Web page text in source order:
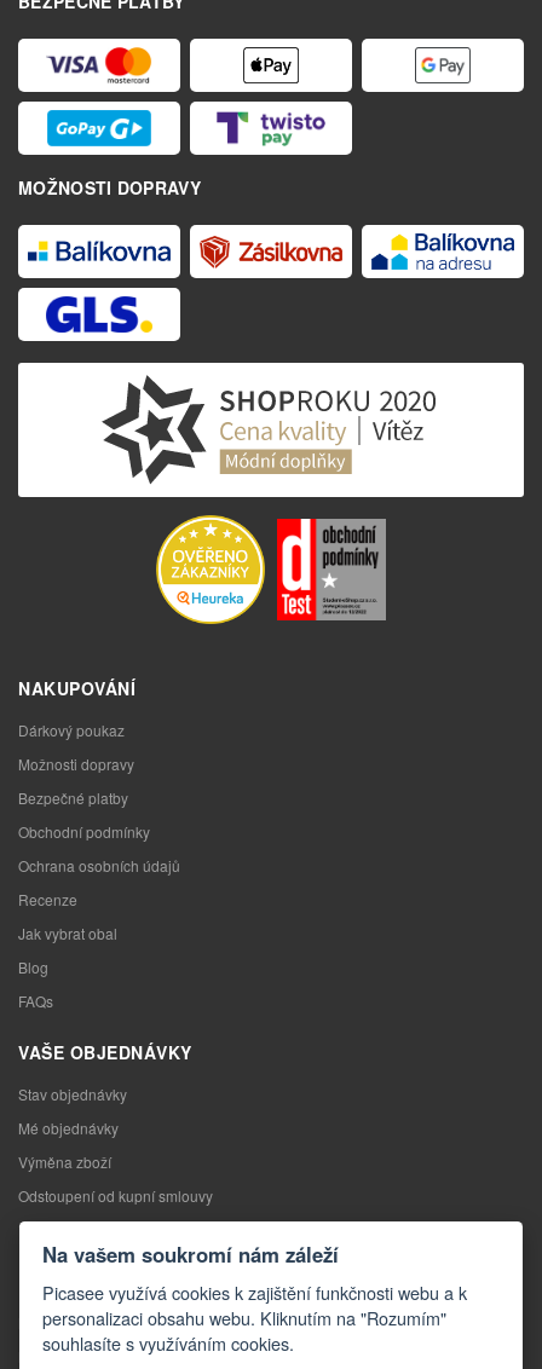
MOŽNOSTI DOPRAVY
NAKUPOVÁNÍ
Dárkový poukaz
Možnosti dopravy
Bezpečné platby
Obchodní podmínky
Ochrana osobních údajů
Recenze
Jak vybrat obal
Blog
FAQs
VAŠE OBJEDNÁVKY
Stav objednávky
Mé objednávky
Výměna zboží
Odstoupení od kupní smlouvy
Reklamace
KONTAKTY
Kontakty
Kontaktní formulář
Na vašem soukromí nám záleží
Picasee využívá cookies k zajištění funkčnosti webu a k
personalizaci obsahu webu. Kliknutím na "Rozumím"
souhlasíte s využíváním cookies.